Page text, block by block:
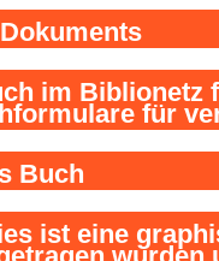
Buch